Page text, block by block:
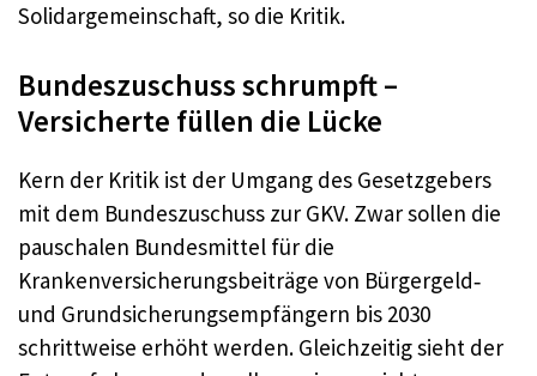
Solidargemeinschaft, so die Kritik.
Bundeszuschuss schrumpft –
Versicherte füllen die Lücke
Kern der Kritik ist der Umgang des Gesetzgebers
mit dem Bundeszuschuss zur GKV. Zwar sollen die
pauschalen Bundesmittel für die
Krankenversicherungsbeiträge von Bürgergeld‑
und Grundsicherungsempfängern bis 2030
schrittweise erhöht werden. Gleichzeitig sieht der